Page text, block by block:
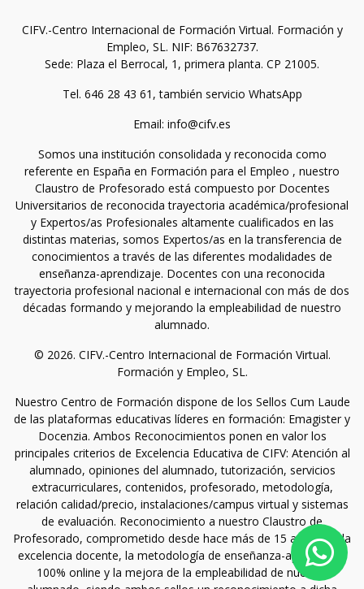
CIFV.-Centro Internacional de Formación Virtual. Formación y
Empleo, SL. NIF: B67632737.
Sede: Plaza el Berrocal, 1, primera planta. CP 21005.
Tel. 646 28 43 61, también servicio WhatsApp
Email: info@cifv.es
Somos una institución consolidada y reconocida como
referente en España en Formación para el Empleo , nuestro
Claustro de Profesorado está compuesto por Docentes
Universitarios de reconocida trayectoria académica/profesional
y Expertos/as Profesionales altamente cualificados en las
distintas materias, somos Expertos/as en la transferencia de
conocimientos a través de las diferentes modalidades de
enseñanza-aprendizaje. Docentes con una reconocida
trayectoria profesional nacional e internacional con más de dos
décadas formando y mejorando la empleabilidad de nuestro
alumnado.
© 2026. CIFV.-Centro Internacional de Formación Virtual.
Formación y Empleo, SL.
Nuestro Centro de Formación dispone de los Sellos Cum Laude
de las plataformas educativas líderes en formación: Emagister y
Docenzia. Ambos Reconocimientos ponen en valor los
principales criterios de Excelencia Educativa de CIFV: Atención al
alumnado, opiniones del alumnado, tutorización, servicios
extracurriculares, contenidos, profesorado, metodología,
relación calidad/precio, instalaciones/campus virtual y sistemas
de evaluación. Reconocimiento a nuestro Claustro de
Profesorado, comprometido desde hace más de 15 años con la
excelencia docente, la metodología de enseñanza-aprendizaje
100% online y la mejora de la empleabilidad de nuestro